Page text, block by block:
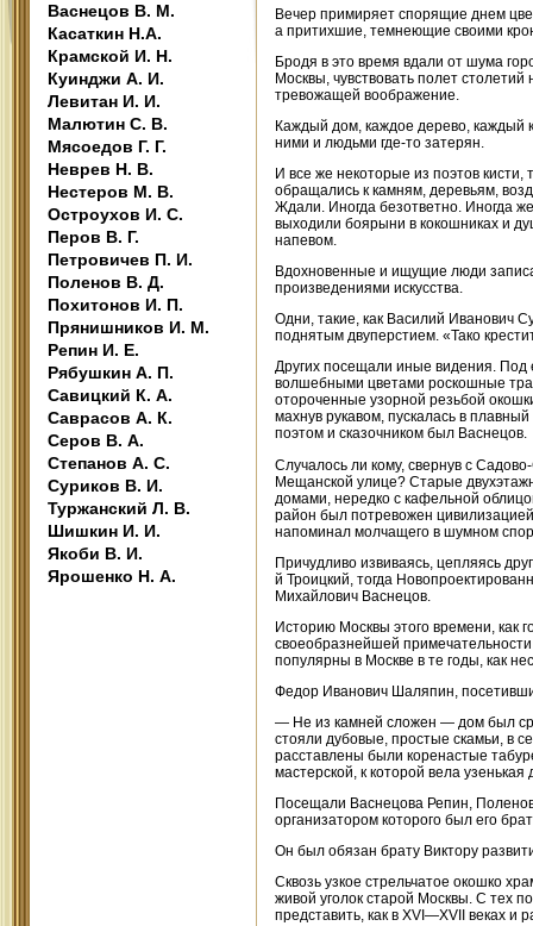
Васнецов В. М.
Касаткин Н.А.
Крамской И. Н.
Куинджи А. И.
Левитан И. И.
Малютин С. В.
Мясоедов Г. Г.
Неврев Н. В.
Нестеров М. В.
Остроухов И. С.
Перов В. Г.
Петровичев П. И.
Поленов В. Д.
Похитонов И. П.
Прянишников И. М.
Репин И. Е.
Рябушкин А. П.
Савицкий К. А.
Саврасов А. К.
Серов В. А.
Степанов А. С.
Суриков В. И.
Туржанский Л. В.
Шишкин И. И.
Якоби В. И.
Ярошенко Н. А.
Вечер примиряет спорящие днем
а притихшие, темнеющие своими
Бродя в это время вдали от шума
Москвы, чувствовать полет
тревожащей воображение.
Каждый дом, каждое дерево, каждый
ними и людьми где-то затерян.
И все же некоторые из поэтов кисти,
обращались к камням, деревьям,
Ждали. Иногда безответно. Иногда
выходили боярыни в кокошниках и
напевом.
Вдохновенные и ищущие люди
произведениями искусства.
Одни, такие, как Василий Иванович
поднятым двуперстием. «Тако
Других посещали иные видения. Под
волшебными цветами роскошные
отороченные узорной резьбой
махнув рукавом, пускалась в
поэтом и сказочником был Васнецов.
Случалось ли кому, свернув с
Мещанской улице? Старые
домами, нередко с кафельной
район был потревожен
напоминал молчащего в шумном
Причудливо извиваясь, цепляясь
й Троицкий, тогда
Михайлович Васнецов.
Историю Москвы этого времени, как
своеобразнейшей
популярны в Москве в те годы, как
Федор Иванович Шаляпин,
— Не из камней сложен — дом был
стояли дубовые, простые скамьи, в
расставлены были коренастые
мастерской, к которой вела
Посещали Васнецова Репин,
организатором которого был его
Он был обязан брату Виктору
Сквозь узкое стрельчатое окошко
живой уголок старой Москвы. С тех
представить, как в XVI—XVII веках